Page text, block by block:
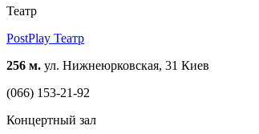
Театр
PostPlay Театр
256 м. ул. Нижнеюрковская, 31 Киев
(066) 153-21-92
Концертный зал